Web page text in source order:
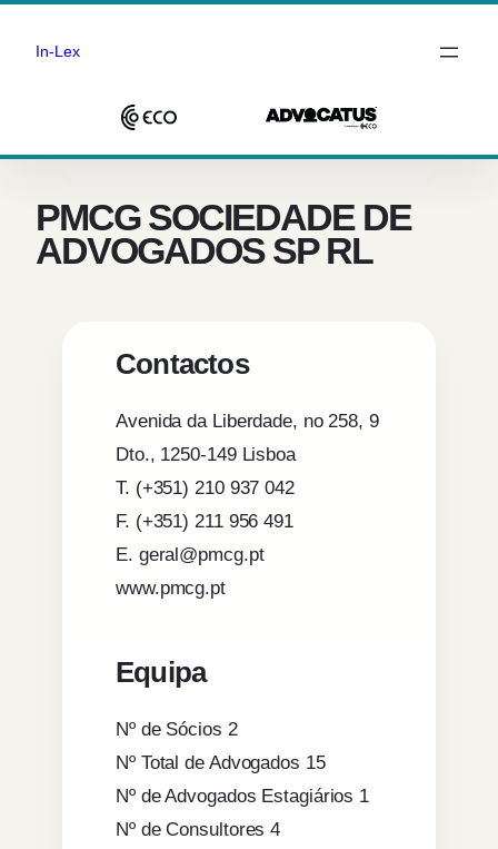
Saltar
conteúdo
In-Lex
PMCG SOCIEDADE DE
ADVOGADOS SP RL
Contactos
Avenida da Liberdade, no 258, 9
Dto., 1250-149 Lisboa
T. (+351) 210 937 042
F. (+351) 211 956 491
E. geral@pmcg.pt
www.pmcg.pt
Equipa
Nº de Sócios 2
Nº Total de Advogados 15
Nº de Advogados Estagiários 1
Nº de Consultores 4